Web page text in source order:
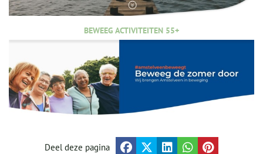
BEWEEG ACTIVITEITEN 55+
Deel deze pagina